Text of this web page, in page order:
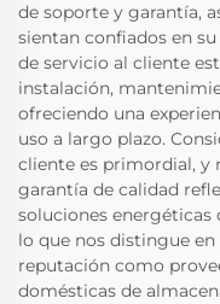
de soporte y garantía,
sientan confiados en
de servicio al cliente
instalación,
ofreciendo una
uso a largo plazo.
cliente es primordial, y
garantía de calidad
soluciones energéticas
lo que nos distingue
reputación como
domésticas de